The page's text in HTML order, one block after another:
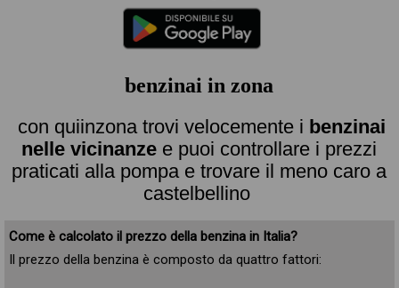
benzinai in zona
con quiinzona trovi velocemente i benzinai
nelle vicinanze e puoi controllare i prezzi
praticati alla pompa e trovare il meno caro a
castelbellino
Come è calcolato il prezzo della benzina in Italia?
Il prezzo della benzina è composto da quattro fattori: